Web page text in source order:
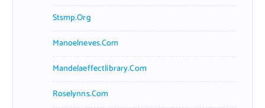
Stsmp.org
Manoelneves.com
Mandelaeffectlibrary.com
Roselynns.com